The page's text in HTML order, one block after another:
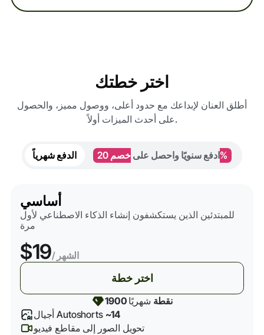
اختر خطتك
أطلق العنان لإبداعك مع حدود أعلى، ووصول مميز، والحصول
على أحدث الميزات أولاً.
الدفع شهرياً ادفع سنويًا واحصل علىخصم 20%
أساسي
للمبتدئين الذين يستكشفون إنشاء الذكاء الاصطناعي لأول
مرة
$19 / الشهر
اختر خطة
1900 نقطة شهريًا
أجيال Autoshorts ~14
تحويل الصور إلى مقاطع فيديو